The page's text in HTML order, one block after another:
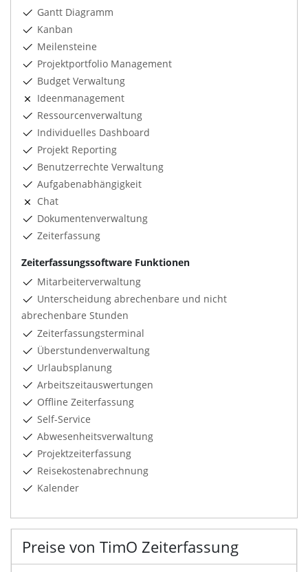
Gantt Diagramm
Kanban
Meilensteine
Projektportfolio Management
Budget Verwaltung
Ideenmanagement
Ressourcenverwaltung
Individuelles Dashboard
Projekt Reporting
Benutzerrechte Verwaltung
Aufgabenabhängigkeit
Chat
Dokumentenverwaltung
Zeiterfassung
Zeiterfassungssoftware Funktionen
Mitarbeiterverwaltung
Unterscheidung abrechenbare und nicht
abrechenbare Stunden
Zeiterfassungsterminal
Überstundenverwaltung
Urlaubsplanung
Arbeitszeitauswertungen
Offline Zeiterfassung
Self-Service
Abwesenheitsverwaltung
Projektzeiterfassung
Reisekostenabrechnung
Kalender
Preise von TimO Zeiterfassung